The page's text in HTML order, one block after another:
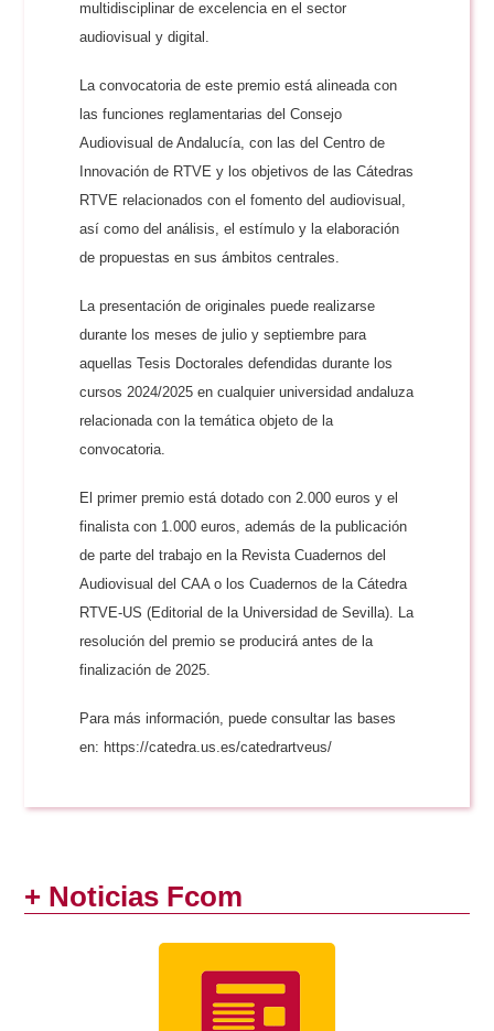
multidisciplinar de excelencia en el sector
audiovisual y digital.
La convocatoria de este premio está alineada con
las funciones reglamentarias del Consejo
Audiovisual de Andalucía, con las del Centro de
Innovación de RTVE y los objetivos de las Cátedras
RTVE relacionados con el fomento del audiovisual,
así como del análisis, el estímulo y la elaboración
de propuestas en sus ámbitos centrales.
La presentación de originales puede realizarse
durante los meses de julio y septiembre para
aquellas Tesis Doctorales defendidas durante los
cursos 2024/2025 en cualquier universidad andaluza
relacionada con la temática objeto de la
convocatoria.
El primer premio está dotado con 2.000 euros y el
finalista con 1.000 euros, además de la publicación
de parte del trabajo en la Revista Cuadernos del
Audiovisual del CAA o los Cuadernos de la Cátedra
RTVE-US (Editorial de la Universidad de Sevilla). La
resolución del premio se producirá antes de la
finalización de 2025.
Para más información, puede consultar las bases
en: https://catedra.us.es/catedrartveus/
+ Noticias Fcom